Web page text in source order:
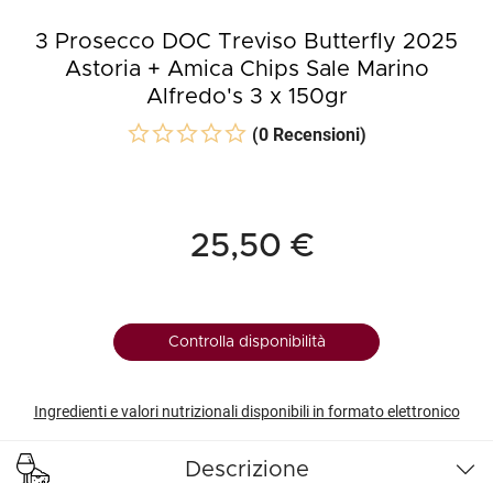
3 Prosecco DOC Treviso Butterfly 2025
Astoria + Amica Chips Sale Marino
Alfredo's 3 x 150gr
(0 Recensioni)
25,50 €
Controlla disponibilità
Ingredienti e valori nutrizionali disponibili in formato elettronico
Descrizione